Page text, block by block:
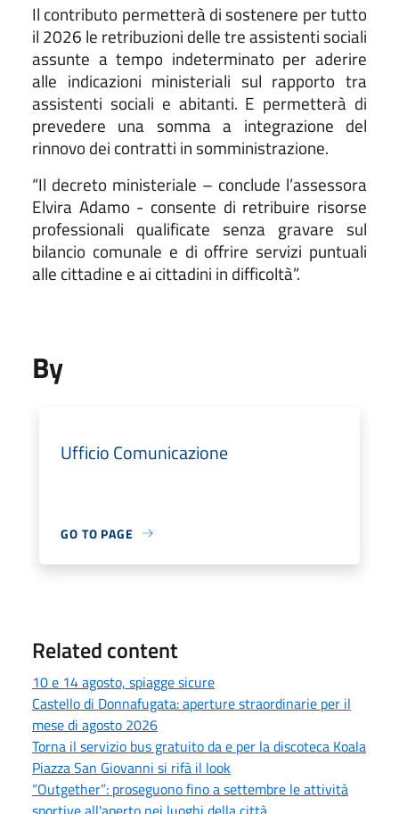
Il contributo permetterà di sostenere per tutto
il 2026 le retribuzioni delle tre assistenti sociali
assunte a tempo indeterminato per aderire
alle indicazioni ministeriali sul rapporto tra
assistenti sociali e abitanti. E permetterà di
prevedere una somma a integrazione del
rinnovo dei contratti in somministrazione.
“Il decreto ministeriale – conclude l’assessora
Elvira Adamo - consente di retribuire risorse
professionali qualificate senza gravare sul
bilancio comunale e di offrire servizi puntuali
alle cittadine e ai cittadini in difficoltà”.
By
Ufficio Comunicazione
GO TO PAGE
Related content
10 e 14 agosto, spiagge sicure
Castello di Donnafugata: aperture straordinarie per il
mese di agosto 2026
Torna il servizio bus gratuito da e per la discoteca Koala
Piazza San Giovanni si rifà il look
“Outgether”: proseguono fino a settembre le attività